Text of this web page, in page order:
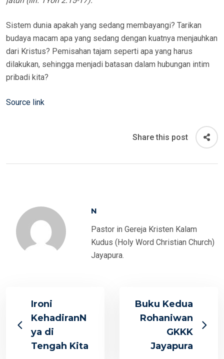
Sistem dunia apakah yang sedang membayangi? Tarikan
budaya macam apa yang sedang dengan kuatnya menjauhkan
dari Kristus? Pemisahan tajam seperti apa yang harus
dilakukan, sehingga menjadi batasan dalam hubungan intim
pribadi kita?
Source link
Share this post
N
Pastor in Gereja Kristen Kalam
Kudus (Holy Word Christian Church)
Jayapura.
Ironi
KehadiranN
ya di
Tengah Kita
Buku Kedua
Rohaniwan
GKKK
Jayapura